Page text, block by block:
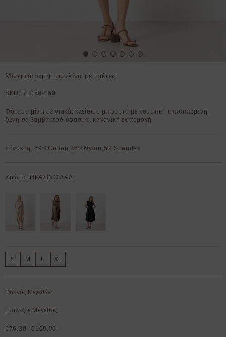
Μίντι φόρεμα ποπλίνα με πιέτες
SKU: 71059-060
Φόρεμα μίντι με γιακά, κλείσιμο μπροστά με κουμπιά, αποσπώμενη
ζώνη σε βαμβακερό ύφασμα, κανονική εφαρμογή
Σύνθεση: 69%Cotton,26%Nylon,5%Spandex
Χρώμα: ΠΡΑΣΙΝΟ ΛΑΔΙ
S M L XL
Οδηγός Μεγεθών
Επιλέξτε Μέγεθος
€76,30 €109,00